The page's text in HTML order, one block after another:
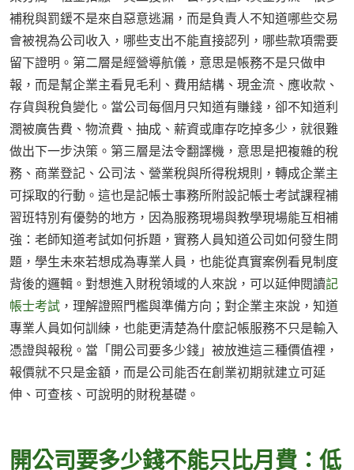
補稅與罰鍰不是來自惡意逃漏，而是負責人不知道哪些交易
會被視為公司收入，哪些支出不能直接認列，哪些款項需要
留下證明。第二層是經營導航儀，意思是帳務不是只做申
報，而是幫企業主看見毛利、費用結構、現金流、應收款、
存貨與稅負變化。當公司每個月只知道有賺錢，卻不知道利
潤被廣告費、物流費、抽成、薪資或庫存吃掉多少，就很難
做出下一步決策。第三層是法令翻譯機，意思是把複雜的稅
務、商業登記、公司法、營業稅與所得稅規則，轉成企業主
可採取的行動。這也是記帳士事務所附設記帳士考試課程補
習班特別有優勢的地方，因為服務現場與教學現場能互相補
強：老師知道考試如何拆題，實務人員知道公司如何發生問
題，學生未來若想成為專業人員，也能從真實案例看見制度
背後的邏輯。對想進入財稅領域的人來說，可以延伸閱讀記
帳士考試 ，理解證照門檻與準備方向；對企業主來說，知道
專業人員如何訓練，也能更清楚為什麼記帳服務不只是輸入
憑證與報稅。當「開公司要多少錢」被放進這三種價值裡，
報價就不只是金額，而是公司能否在創業初期就建立可延
伸、可查核、可說明的財稅基礎。
開公司要多少錢不能只比月費：低